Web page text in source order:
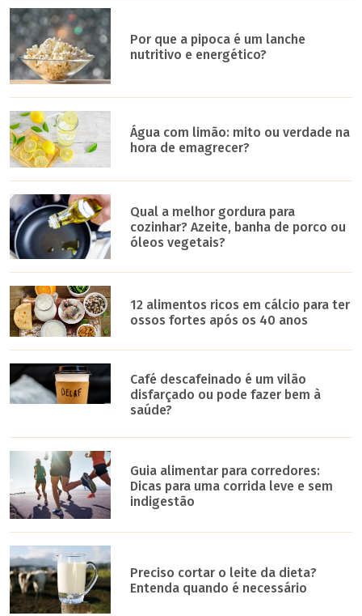
Por que a pipoca é um lanche
nutritivo e energético?
Água com limão: mito ou verdade na
hora de emagrecer?
Qual a melhor gordura para
cozinhar? Azeite, banha de porco ou
óleos vegetais?
12 alimentos ricos em cálcio para ter
ossos fortes após os 40 anos
Café descafeinado é um vilão
disfarçado ou pode fazer bem à
saúde?
Guia alimentar para corredores:
Dicas para uma corrida leve e sem
indigestão
Preciso cortar o leite da dieta?
Entenda quando é necessário